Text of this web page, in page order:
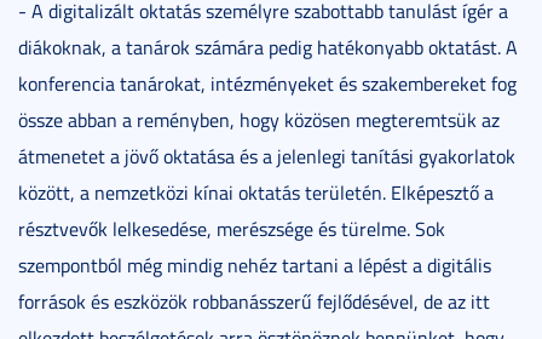
- A digitalizált oktatás személyre szabottabb tanulást ígér a
diákoknak, a tanárok számára pedig hatékonyabb oktatást. A
konferencia tanárokat, intézményeket és szakembereket fog
össze abban a reményben, hogy közösen megteremtsük az
átmenetet a jövő oktatása és a jelenlegi tanítási gyakorlatok
között, a nemzetközi kínai oktatás területén. Elképesztő a
résztvevők lelkesedése, merészsége és türelme. Sok
szempontból még mindig nehéz tartani a lépést a digitális
források és eszközök robbanásszerű fejlődésével, de az itt